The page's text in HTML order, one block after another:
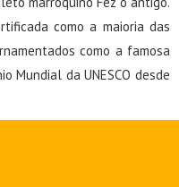
como a maioria das
como a famosa
Mundial da UNESCO desde